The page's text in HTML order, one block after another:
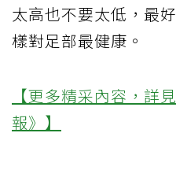
太高也不要太低，最
樣對足部最健康。
【更多精采內容，詳
報》】